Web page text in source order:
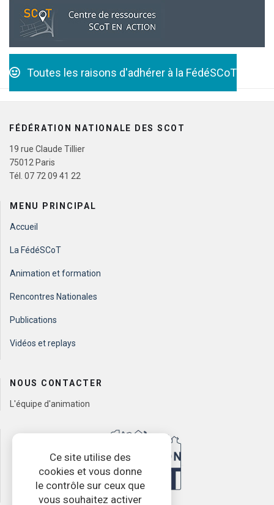
Toutes les raisons d'adhérer à la FédéSCoT
FÉDÉRATION NATIONALE DES SCOT
19 rue Claude Tillier
75012 Paris
Tél. 07 72 09 41 22
MENU PRINCIPAL
Accueil
La FédéSCoT
Animation et formation
Rencontres Nationales
Publications
Vidéos et replays
NOUS CONTACTER
L'équipe d'animation
Ce site utilise des
cookies et vous donne
le contrôle sur ceux que
vous souhaitez activer